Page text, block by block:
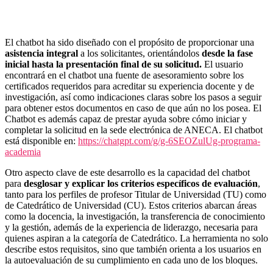
El chatbot ha sido diseñado con el propósito de proporcionar una
asistencia integral a los solicitantes, orientándolos desde la fase
inicial hasta la presentación final de su solicitud. El usuario
encontrará en el chatbot una fuente de asesoramiento sobre los
certificados requeridos para acreditar su experiencia docente y de
investigación, así como indicaciones claras sobre los pasos a seguir
para obtener estos documentos en caso de que aún no los posea. El
Chatbot es además capaz de prestar ayuda sobre cómo iniciar y
completar la solicitud en la sede electrónica de ANECA. El chatbot
está disponible en: https://chatgpt.com/g/g-6SEOZulUg-programa-
academia
Otro aspecto clave de este desarrollo es la capacidad del chatbot
para desglosar y explicar los criterios específicos de evaluación,
tanto para los perfiles de profesor Titular de Universidad (TU) como
de Catedrático de Universidad (CU). Estos criterios abarcan áreas
como la docencia, la investigación, la transferencia de conocimiento
y la gestión, además de la experiencia de liderazgo, necesaria para
quienes aspiran a la categoría de Catedrático. La herramienta no solo
describe estos requisitos, sino que también orienta a los usuarios en
la autoevaluación de su cumplimiento en cada uno de los bloques.